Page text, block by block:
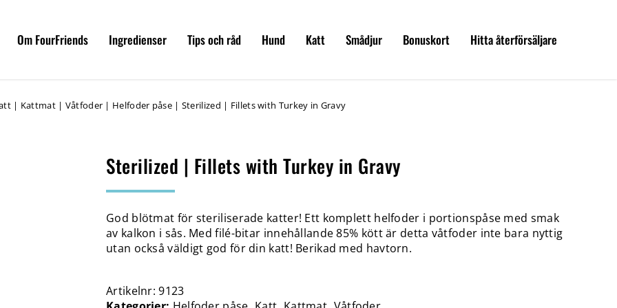
Om FourFriends Ingredienser Tips och råd Hund Katt Smådjur Bonuskort Hitta återförsäljare
| Kattmat| Våtfoder | Helfoder påse| Sterilized | Fillets with Turkey in Gravy
Sterilized | Fillets with Turkey in Gravy
God blötmat för steriliserade katter! Ett komplett helfoder i portionspåse med smak
av kalkon i sås. Med filé-bitar innehållande 85% kött är detta våtfoder inte bara nyttig
utan också väldigt god för din katt! Berikad med havtorn.
Artikelnr:9123